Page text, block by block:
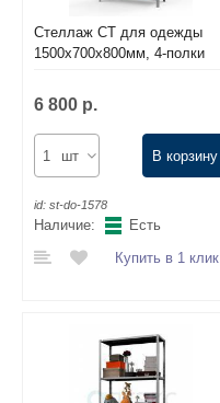
Стеллаж СТ для одежды
1500х700х800мм, 4-полки
6 800 р.
шт В корзину
id: st-do-1578
Наличие:
Есть
Купить в 1 клик